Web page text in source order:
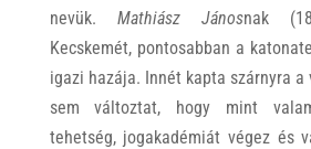
nevük. Mathiász Jánosnak
Kecskemét, pontosabban a
igazi hazája. Innét kapta szárnyra a
sem változtat, hogy mint
tehetség, jogakadémiát végez és